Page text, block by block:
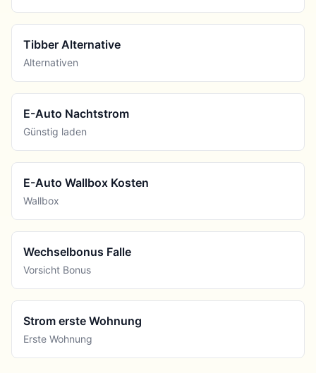
Tibber Alternative
Alternativen
E-Auto Nachtstrom
Günstig laden
E-Auto Wallbox Kosten
Wallbox
Wechselbonus Falle
Vorsicht Bonus
Strom erste Wohnung
Erste Wohnung